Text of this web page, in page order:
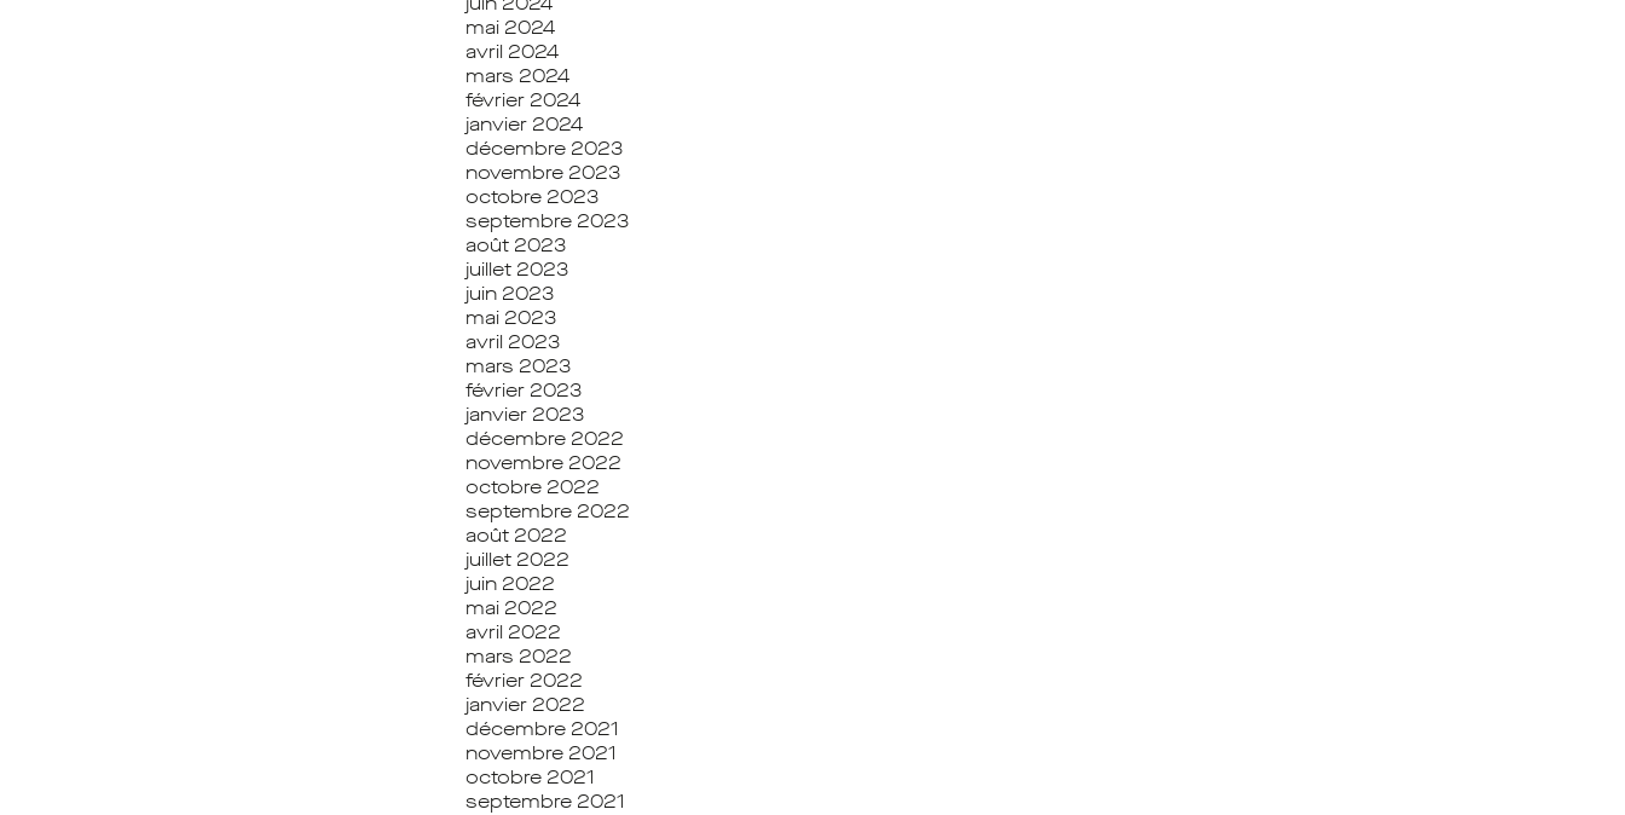
mai 2024
avril 2024
mars 2024
février 2024
janvier 2024
décembre 2023
novembre 2023
octobre 2023
septembre 2023
août 2023
juillet 2023
juin 2023
mai 2023
avril 2023
mars 2023
février 2023
janvier 2023
décembre 2022
novembre 2022
octobre 2022
septembre 2022
août 2022
juillet 2022
juin 2022
mai 2022
avril 2022
mars 2022
février 2022
janvier 2022
décembre 2021
novembre 2021
octobre 2021
septembre 2021